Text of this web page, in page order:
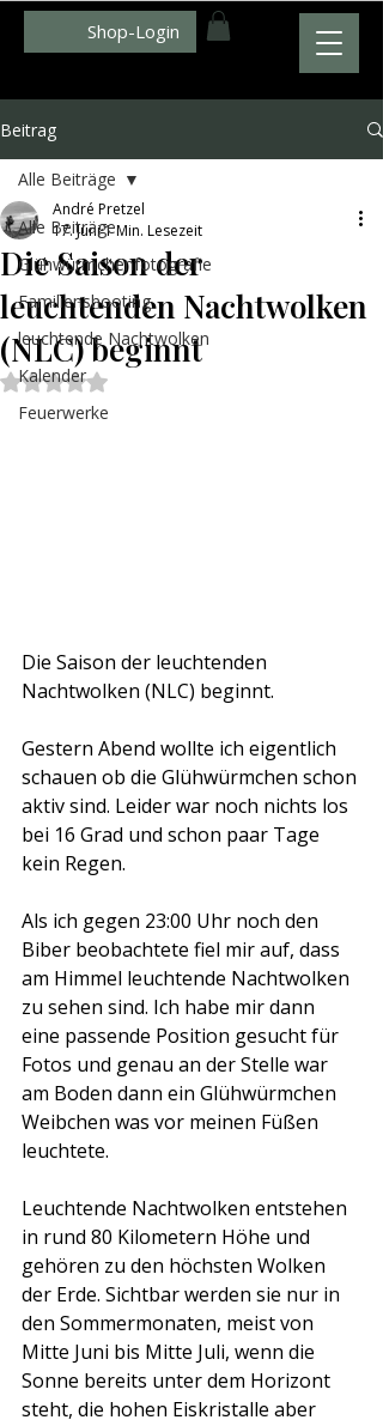
Shop-Login
Beitrag
Alle Beiträge
Glühwürmchenfotografie
Familienshooting
leuchtende Nachtwolken
Kalender
Feuerwerke
Alle Beiträge
Die Saison der
leuchtenden Nachtwolken
(NLC) beginnt
André Pretzel
17. Juni1 Min. Lesezeit
Mit NaN von 5 Sternen bewertet.
Die Saison der leuchtenden
Nachtwolken (NLC) beginnt.
Gestern Abend wollte ich eigentlich
schauen ob die Glühwürmchen schon
aktiv sind. Leider war noch nichts los
bei 16 Grad und schon paar Tage
kein Regen.
Als ich gegen 23:00 Uhr noch den
Biber beobachtete fiel mir auf, dass
am Himmel leuchtende Nachtwolken
zu sehen sind. Ich habe mir dann
eine passende Position gesucht für
Fotos und genau an der Stelle war
am Boden dann ein Glühwürmchen
Weibchen was vor meinen Füßen
leuchtete.
Leuchtende Nachtwolken entstehen
in rund 80 Kilometern Höhe und
gehören zu den höchsten Wolken
der Erde. Sichtbar werden sie nur in
den Sommermonaten, meist von
Mitte Juni bis Mitte Juli, wenn die
Sonne bereits unter dem Horizont
steht, die hohen Eiskristalle aber